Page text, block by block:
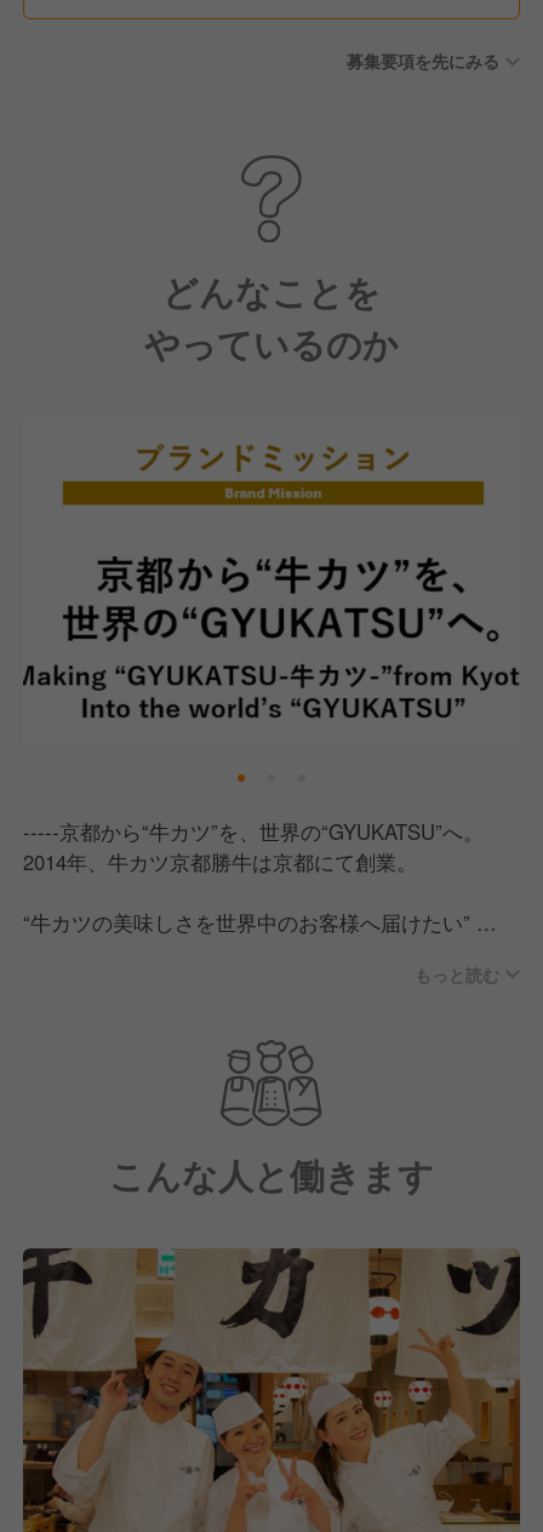
募集要項を先にみる
どんなことを
やっているのか
-----京都から“牛カツ”を、世界の“GYUKATSU”へ。
2014年、牛カツ京都勝牛は京都にて創業。
“牛カツの美味しさを世界中のお客様へ届けたい”
2025年には大阪・関西万博にも出店し、
世界各国から来られたお客様に牛カツをご賞味いただ
いつの日か「寿司SUSHI」「天ぷらTEMPURA」「ラ
ーメンRAMEN」のように、
して定着するように、
日々美味しさを追求し、一食一食を実直に提供してま
いります。
もっと読む
こんな人と働きます